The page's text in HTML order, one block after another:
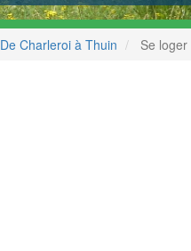
De Charleroi à Thuin Se loger